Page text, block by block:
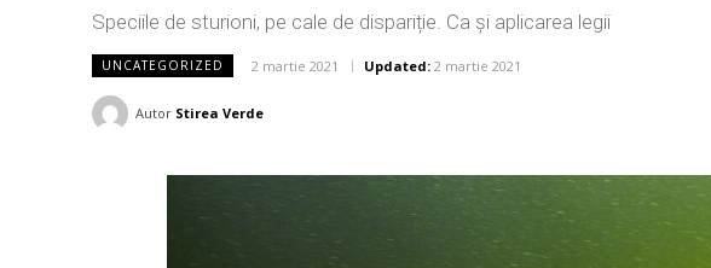
Speciile de sturioni, pe cale de dispariție. Ca și aplicarea legii
UNCATEGORIZED 2 martie 2021 Updated: 2 martie 2021
Autor Stirea Verde